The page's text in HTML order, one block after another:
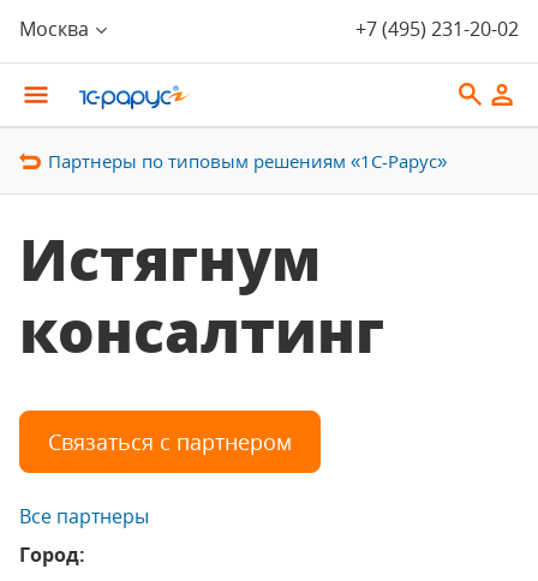
Москва +7 (495) 231-20-02
Партнеры по типовым решениям «1С-Рарус»
Истягнум
консалтинг
Связаться с партнером
Все партнеры
Город: